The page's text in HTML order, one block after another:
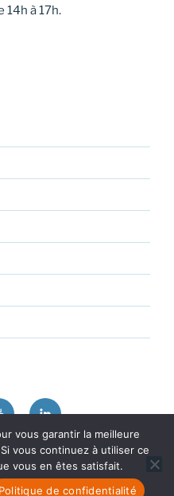
14h à 17h.
Linkedin
propulsé par
vous garantir la meilleure
vous continuez à utiliser ce
vous en êtes satisfait.
Politique de confidentialité